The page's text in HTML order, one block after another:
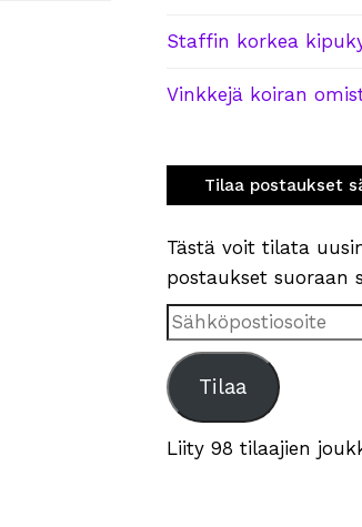
Staffin korkea
Vinkkejä koiran
Tilaa postaukset
Tästä voit tilata
postaukset suoraan
Sähköpostiosoite
Tilaa
Liity 98 tilaajien